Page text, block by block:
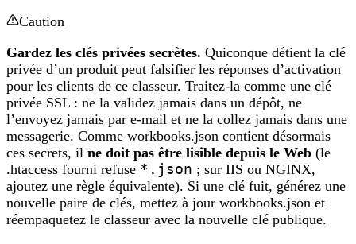
Caution
Gardez les clés privées secrètes. Quiconque détient la clé
privée d’un produit peut falsifier les réponses d’activation
pour les clients de ce classeur. Traitez-la comme une clé
privée SSL : ne la validez jamais dans un dépôt, ne
l’envoyez jamais par e-mail et ne la collez jamais dans une
messagerie. Comme workbooks.json contient désormais
ces secrets, il ne doit pas être lisible depuis le Web (le
.htaccess fourni refuse *.json ; sur IIS ou NGINX,
ajoutez une règle équivalente). Si une clé fuit, générez une
nouvelle paire de clés, mettez à jour workbooks.json et
réempaquetez le classeur avec la nouvelle clé publique.